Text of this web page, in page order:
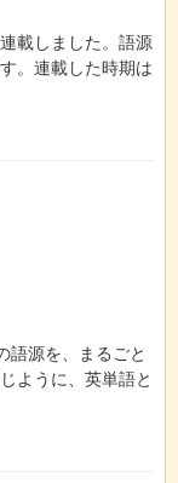
載しました。語源
。連載した時期は
語源を、まるごと
ように、英単語と